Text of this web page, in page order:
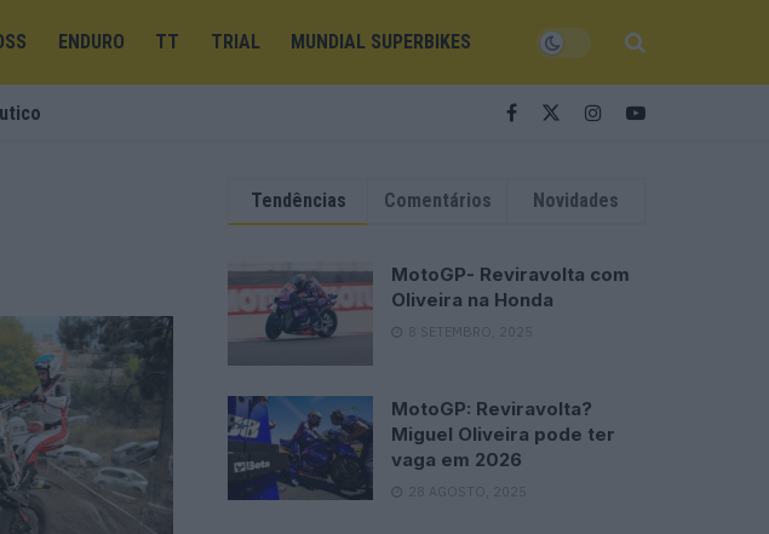
ENDURO TT TRIAL MUNDIAL SUPERBIKES
Tendências Comentários Novidades
MotoGP- Reviravolta com
Oliveira na Honda
8 SETEMBRO, 2025
MotoGP: Reviravolta?
Miguel Oliveira pode ter
vaga em 2026
28 AGOSTO, 2025